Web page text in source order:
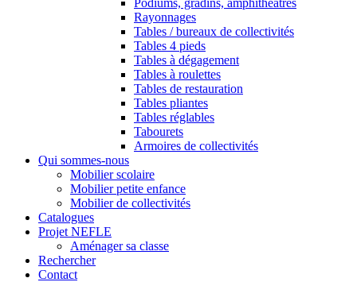
Podiums, gradins, amphithéâtres
Rayonnages
Tables / bureaux de collectivités
Tables 4 pieds
Tables à dégagement
Tables à roulettes
Tables de restauration
Tables pliantes
Tables réglables
Tabourets
Armoires de collectivités
Qui sommes-nous
Mobilier scolaire
Mobilier petite enfance
Mobilier de collectivités
Catalogues
Projet NEFLE
Aménager sa classe
Rechercher
Contact